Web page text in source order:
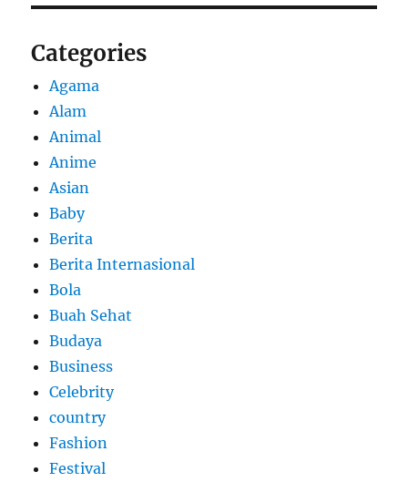
Categories
Agama
Alam
Animal
Anime
Asian
Baby
Berita
Berita Internasional
Bola
Buah Sehat
Budaya
Business
Celebrity
country
Fashion
Festival